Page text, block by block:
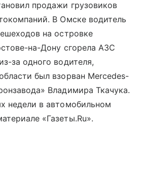
продажи грузовиков
В Омске водитель
на островке
на-Дону сгорела АЗС
за одного водителя,
был взорван Mercedes-
Владимира Ткачука.
недели в автомобильном
«Газеты.Ru».